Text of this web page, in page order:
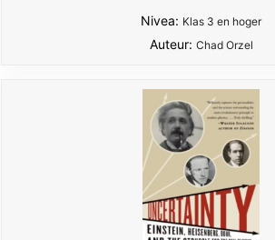
Nivea: Klas 3 en hoger
Auteur: Chad Orzel